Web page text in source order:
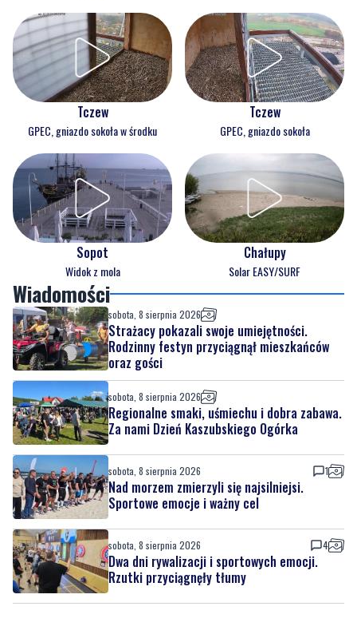
Tczew
GPEC, gniazdo sokoła w środku
Tczew
GPEC, gniazdo sokoła
Sopot
Widok z mola
Chałupy
Solar EASY/SURF
Wiadomości
sobota, 8 sierpnia 2026
Strażacy pokazali swoje umiejętności.
Rodzinny festyn przyciągnął mieszkańców
oraz gości
sobota, 8 sierpnia 2026
Regionalne smaki, uśmiechu i dobra zabawa.
Za nami Dzień Kaszubskiego Ogórka
sobota, 8 sierpnia 2026 1
Nad morzem zmierzyli się najsilniejsi.
Sportowe emocje i ważny cel
sobota, 8 sierpnia 2026 4
Dwa dni rywalizacji i sportowych emocji.
Rzutki przyciągnęły tłumy